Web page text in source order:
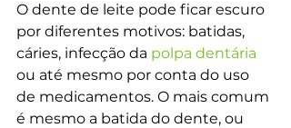
O dente de leite pode ficar escuro
por diferentes motivos: batidas,
cáries, infecção da polpa dentária
ou até mesmo por conta do uso
de medicamentos. O mais comum
é mesmo a batida do dente, ou